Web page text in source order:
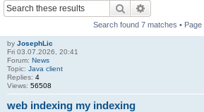
Search
Search found 7 matches • Page
by JosephLic
Fri 03.07.2026, 20:41
Forum: News
Topic: Java client
Replies: 4
Views: 56508
web indexing my indexing